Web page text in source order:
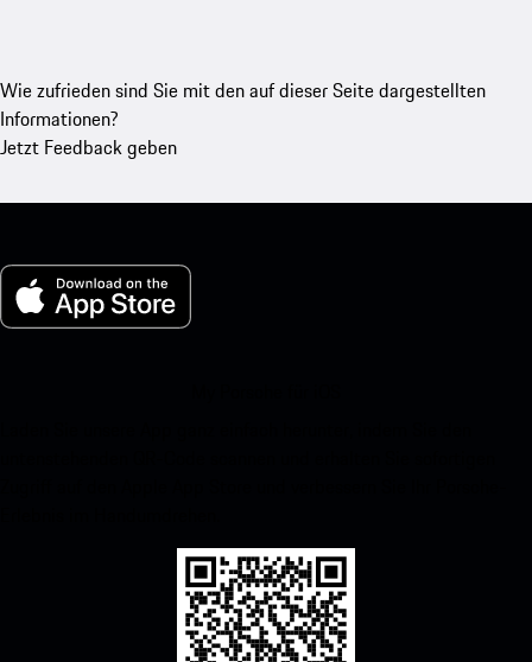
Wie zufrieden sind Sie mit den auf dieser Seite dargestellten
Informationen?
Jetzt Feedback geben